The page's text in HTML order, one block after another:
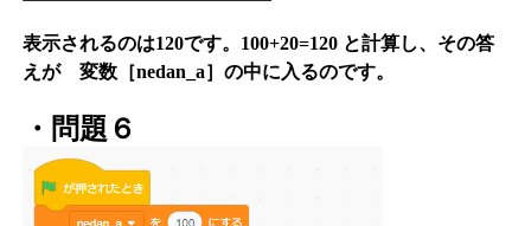
表示されるのは120です。100+20=120 と計算し、その答
えが 変数［nedan_a］の中に入るのです。
・問題６